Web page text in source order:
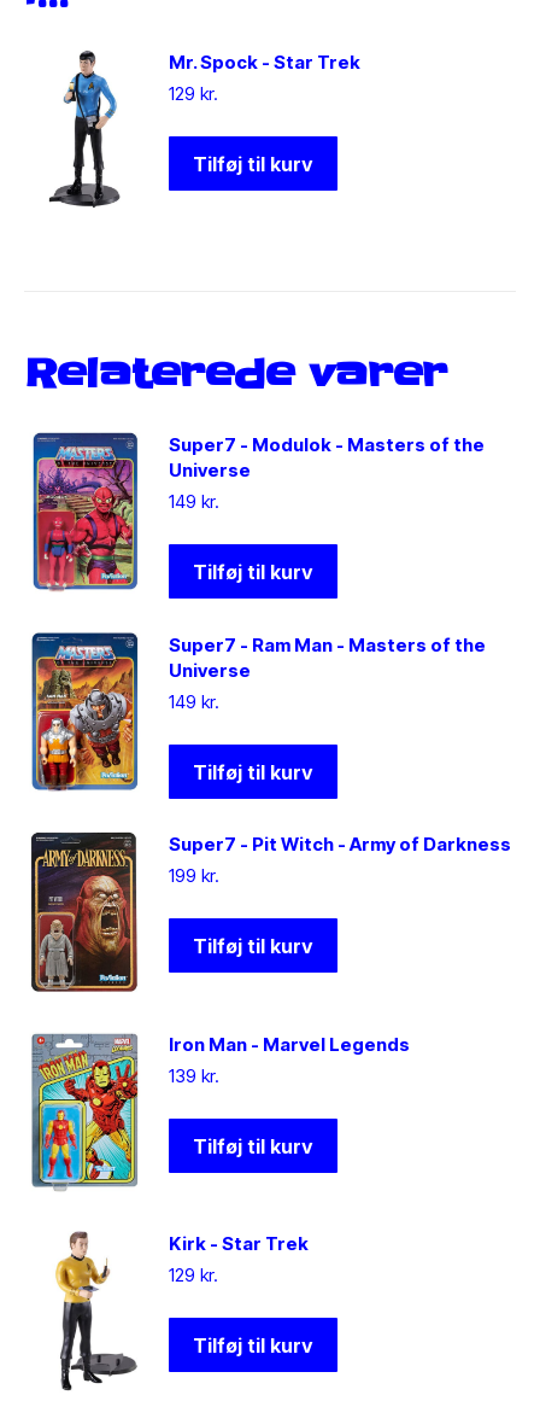
Mr. Spock - Star Trek
129 kr.
Tilføj til kurv
Relaterede varer
Super7 - Modulok - Masters of the
Universe
149 kr.
Tilføj til kurv
Super7 - Ram Man - Masters of the
Universe
149 kr.
Tilføj til kurv
Super7 - Pit Witch - Army of Darkness
199 kr.
Tilføj til kurv
Iron Man - Marvel Legends
139 kr.
Tilføj til kurv
Kirk - Star Trek
129 kr.
Tilføj til kurv